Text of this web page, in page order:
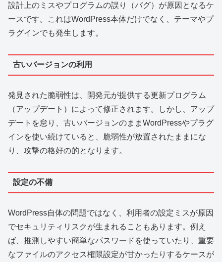
設計上のミスやプログラムの誤り（バグ）が原因となるケ
ースです。これはWordPress本体だけでなく、テーマやプ
ラグインでも発生します。
古いバージョンの利用
発見された脆弱性は、開発元が提供する更新プログラム
（アップデート）によって修正されます。しかし、アップ
デートを怠り、古いバージョンのままWordPressやプラグ
インを使い続けていると、脆弱性が放置されたままにな
り、攻撃の格好の的となります。
設定の不備
WordPress自体の問題ではなく、利用者の設定ミスが原因
でセキュリティリスクが生まれることもあります。例え
ば、推測しやすい簡単なパスワードを使っていたり、重要
なファイルのアクセス権限設定が甘かったりするケースが